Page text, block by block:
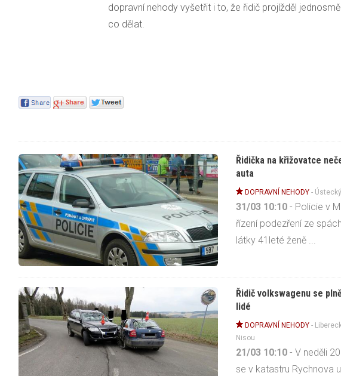
dopravní nehody vyšetřit i to, že řidič projížděl
co dělat.
Řidička na křižovatce
auta
DOPRAVNÍ NEHODY - Ústecký
31/03 10:10 - Policie v
řízení podezření ze
látky 41leté ženě ...
Řidič volkswagenu se
lidé
DOPRAVNÍ NEHODY -
Nisou
21/03 10:10 - V neděli
se v katastru Rychnova